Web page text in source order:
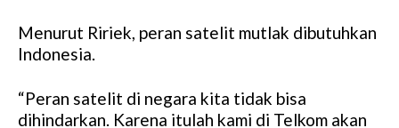
Menurut Ririek, peran satelit mutlak dibutuhkan
Indonesia.
“Peran satelit di negara kita tidak bisa
dihindarkan. Karena itulah kami di Telkom akan